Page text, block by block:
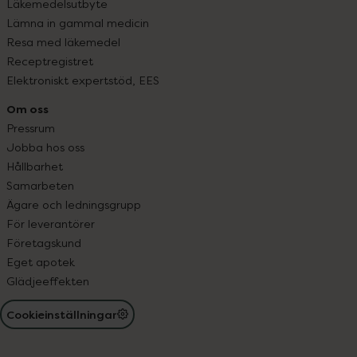
Läkemedelsutbyte
Lämna in gammal medicin
Resa med läkemedel
Receptregistret
Elektroniskt expertstöd, EES
Om oss
Pressrum
Jobba hos oss
Hållbarhet
Samarbeten
Ägare och ledningsgrupp
För leverantörer
Företagskund
Eget apotek
Glädjeeffekten
Cookieinställningar